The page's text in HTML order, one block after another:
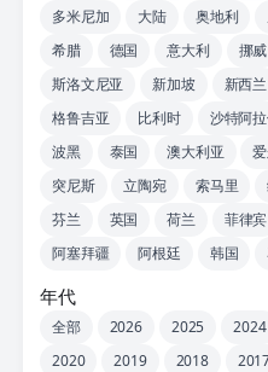
多米尼加
大陆 奥地利
希腊
德国 意大利 挪威
斯洛文尼亚
新加坡 新西兰
格鲁吉亚
比利时 沙特阿
波黑
泰国 澳大利亚
突尼斯
立陶宛 索马里
芬兰
英国 荷兰 菲律宾
阿塞拜疆
阿根廷 韩国
年代
全部 2026 2025 2024
2020
2019 2018